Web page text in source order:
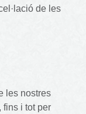
de les
les nostres
fins i tot per